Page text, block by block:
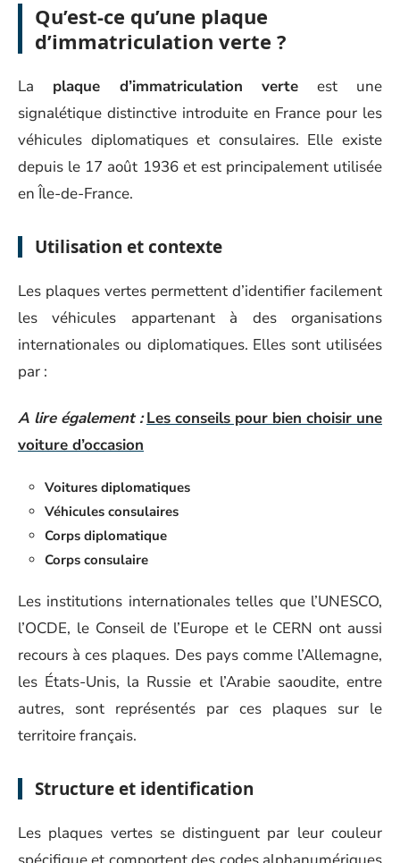
Qu’est-ce qu’une plaque
d’immatriculation verte ?
La plaque d’immatriculation verte est une
signalétique distinctive introduite en France pour les
véhicules diplomatiques et consulaires. Elle existe
depuis le 17 août 1936 et est principalement utilisée
en Île-de-France.
Utilisation et contexte
Les plaques vertes permettent d’identifier facilement
les véhicules appartenant à des organisations
internationales ou diplomatiques. Elles sont utilisées
par :
A lire également : Les conseils pour bien choisir une
voiture d’occasion
Voitures diplomatiques
Véhicules consulaires
Corps diplomatique
Corps consulaire
Les institutions internationales telles que l’UNESCO,
l’OCDE, le Conseil de l’Europe et le CERN ont aussi
recours à ces plaques. Des pays comme l’Allemagne,
les États-Unis, la Russie et l’Arabie saoudite, entre
autres, sont représentés par ces plaques sur le
territoire français.
Structure et identification
Les plaques vertes se distinguent par leur couleur